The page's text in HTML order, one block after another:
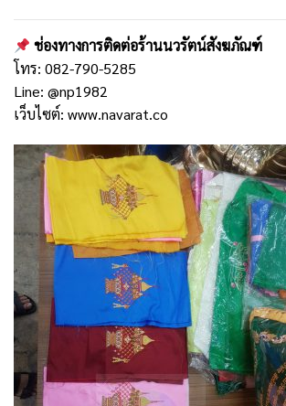
ช่องทางการติดต่อร้านนวรัตน์สังฆภัณฑ์
โทร: 082-790-5285
Line: @np1982
เว็บไซต์: www.navarat.co